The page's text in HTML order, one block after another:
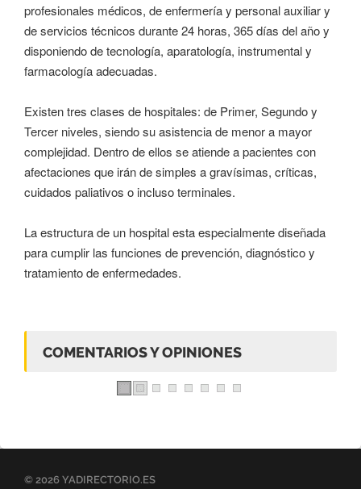
profesionales médicos, de enfermería y personal auxiliar y
de servicios técnicos durante 24 horas, 365 días del año y
disponiendo de tecnología, aparatología, instrumental y
farmacología adecuadas.
Existen tres clases de hospitales: de Primer, Segundo y
Tercer niveles, siendo su asistencia de menor a mayor
complejidad. Dentro de ellos se atiende a pacientes con
afectaciones que irán de simples a gravísimas, críticas,
cuidados paliativos o incluso terminales.
La estructura de un hospital esta especialmente diseñada
para cumplir las funciones de prevención, diagnóstico y
tratamiento de enfermedades.
COMENTARIOS Y OPINIONES
© 2026 YADIRECTORIO.ES